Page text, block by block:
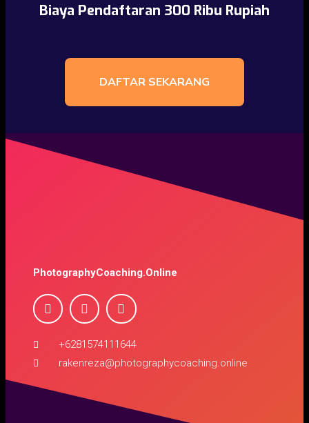
Biaya Pendaftaran 300 Ribu Rupiah
DAFTAR SEKARANG
PhotographyCoaching.Online
+6281574111644
rakenreza@photographycoaching.online